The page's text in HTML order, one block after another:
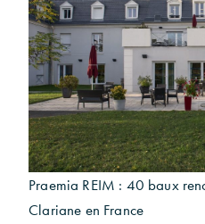
Praemia REIM : 40 baux
Clariane en France